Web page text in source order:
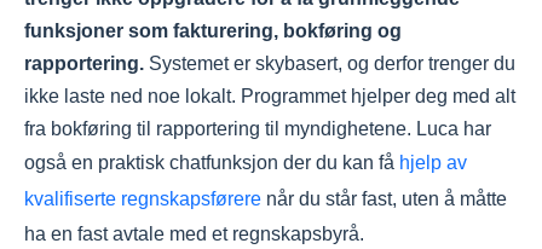
funksjoner som fakturering, bokføring og
rapportering. Systemet er skybasert, og derfor trenger du
ikke laste ned noe lokalt. Programmet hjelper deg med alt
fra bokføring til rapportering til myndighetene. Luca har
også en praktisk chatfunksjon der du kan få hjelp av
kvalifiserte regnskapsførere når du står fast, uten å måtte
ha en fast avtale med et regnskapsbyrå.